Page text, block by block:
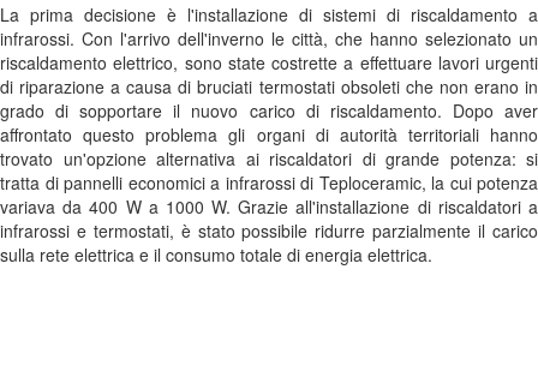
La prima decisione è l'installazione di sistemi di riscaldamento a
infrarossi. Con l'arrivo dell'inverno le città, che hanno selezionato un
riscaldamento elettrico, sono state costrette a effettuare lavori urgenti
di riparazione a causa di bruciati termostati obsoleti che non erano in
grado di sopportare il nuovo carico di riscaldamento. Dopo aver
affrontato questo problema gli organi di autorità territoriali hanno
trovato un'opzione alternativa ai riscaldatori di grande potenza: si
tratta di pannelli economici a infrarossi di Teploceramic, la cui potenza
variava da 400 W a 1000 W. Grazie all'installazione di riscaldatori a
infrarossi e termostati, è stato possibile ridurre parzialmente il carico
sulla rete elettrica e il consumo totale di energia elettrica.